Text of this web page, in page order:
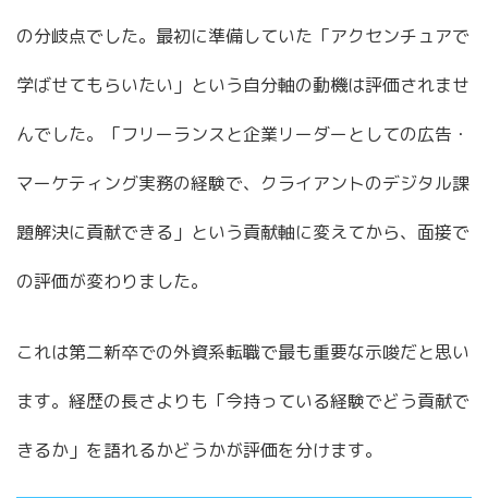
の分岐点でした。最初に準備していた「アクセンチュアで
学ばせてもらいたい」という自分軸の動機は評価されませ
んでした。「フリーランスと企業リーダーとしての広告・
マーケティング実務の経験で、クライアントのデジタル課
題解決に貢献できる」という貢献軸に変えてから、面接で
の評価が変わりました。
これは第二新卒での外資系転職で最も重要な示唆だと思い
ます。経歴の長さよりも「今持っている経験でどう貢献で
きるか」を語れるかどうかが評価を分けます。